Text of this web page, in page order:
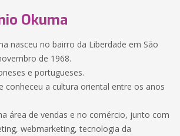
Okuma
nasceu no bairro da Liberdade em São
de 1968.
e portugueses.
conheceu a cultura oriental entre os anos
área de vendas e no comércio, junto com
webmarketing, tecnologia da